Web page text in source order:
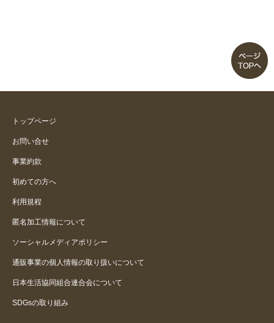
トップページ
お問い合せ
事業約款
初めての方へ
利用規程
匿名加工情報について
ソーシャルメディアポリシー
通販事業の個人情報の取り扱いについて
日本生活協同組合連合会について
SDGsの取り組み